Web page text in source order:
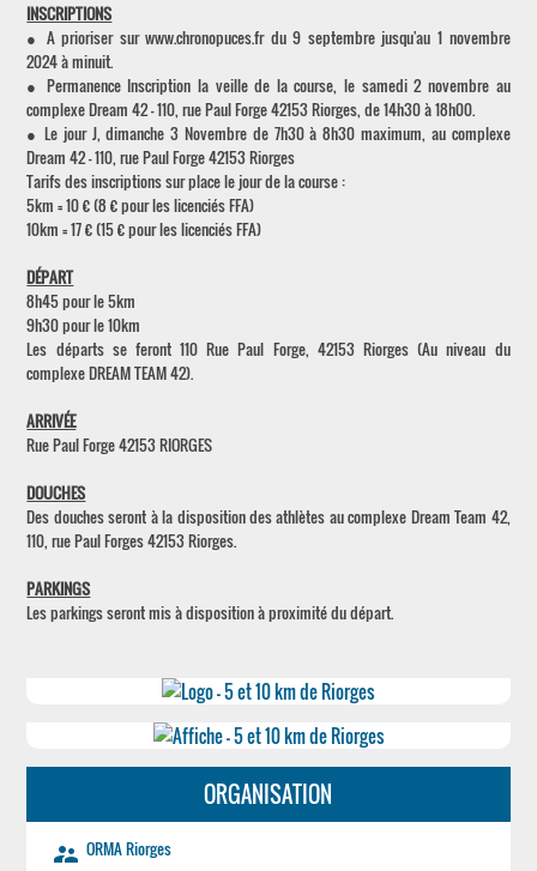
INSCRIPTIONS
● A prioriser sur www.chronopuces.fr du 9 septembre jusqu'au 1 novembre
2024 à minuit.
● Permanence Inscription la veille de la course, le samedi 2 novembre au
complexe Dream 42 - 110, rue Paul Forge 42153 Riorges, de 14h30 à 18h00.
● Le jour J, dimanche 3 Novembre de 7h30 à 8h30 maximum, au complexe
Dream 42 - 110, rue Paul Forge 42153 Riorges
Tarifs des inscriptions sur place le jour de la course :
5km = 10 € (8 € pour les licenciés FFA)
10km = 17 € (15 € pour les licenciés FFA)
DÉPART
8h45 pour le 5km
9h30 pour le 10km
Les départs se feront 110 Rue Paul Forge, 42153 Riorges (Au niveau du
complexe DREAM TEAM 42).
ARRIVÉE
Rue Paul Forge 42153 RIORGES
DOUCHES
Des douches seront à la disposition des athlètes au complexe Dream Team 42,
110, rue Paul Forges 42153 Riorges.
PARKINGS
Les parkings seront mis à disposition à proximité du départ.
ORGANISATION
supervisor_account ORMA Riorges